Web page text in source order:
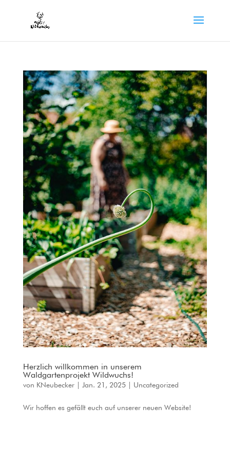
Herzlich willkommen in unserem
Waldgartenprojekt Wildwuchs!
von KNeubecker| Jan. 21, 2025| Uncategorized
Wir hoffen es gefällt euch auf unserer neuen Website!